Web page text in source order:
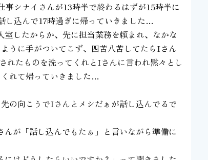
シナイさんが13時半で終わるはずが15時半に
し込んで17時過ぎに帰っていきました…
したからか、先に担当業務を頼まれ、なかな
うに手がついてこず、四苦八苦してたらIさん
れたものを洗ってくれとIさんに言われ黙々とし
れて帰っていきました…
の向こうでIさんとメシだぁが話し込んでるで
が「話し込んでもたぁ」と言いながら準備に